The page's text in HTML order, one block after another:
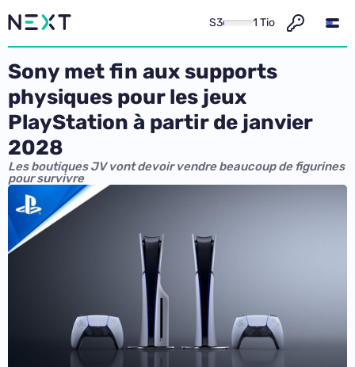
S3 1 Tio
Sony met fin aux supports
physiques pour les jeux
PlayStation à partir de janvier
2028
Les boutiques JV vont devoir vendre beaucoup de figurines
pour survivre